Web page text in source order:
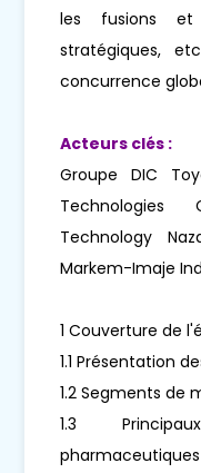
les fusions et
stratégiques,
concurrence
Acteurs clés :
Groupe DIC
Technologies
Technology
Markem-Imaje
1 Couverture de
1.1 Présentation
1.2 Segments de
1.3